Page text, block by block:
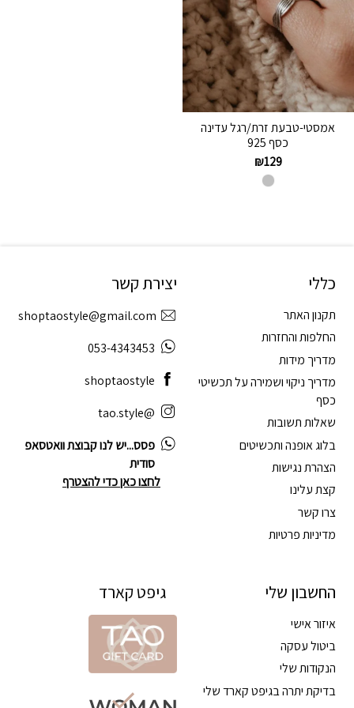
אמסטי-טבעת זרת/רגל עדינה
כסף 925
₪129
כללי
תקנון האתר
החלפות והחזרות
מדריך מידות
מדריך ניקוי ושמירה על תכשיטי
כסף
שאלות תשובות
בלוג אופנה ותכשיטים
הצהרת נגישות
קצת עלינו
צרו קשר
מדיניות פרטיות
החשבון שלי
איזור אישי
ביטול עסקה
הנקודות שלי
בדיקת יתרה בגיפט קארד שלי
יצירת קשר
shoptaostyle@gmail.com
053-4343453
shoptaostyle
@tao.style
פסס...יש לנו קבוצת וואטסאפ
סודית
לחצו כאן כדי להצטרף
גיפט קארד